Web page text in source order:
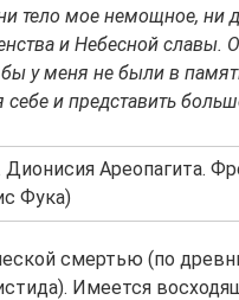
тело мое немощное, ни
и Небесной славы.
у меня не были в
и представить
Ареопагита.
Фука)
смертью (по
Имеется